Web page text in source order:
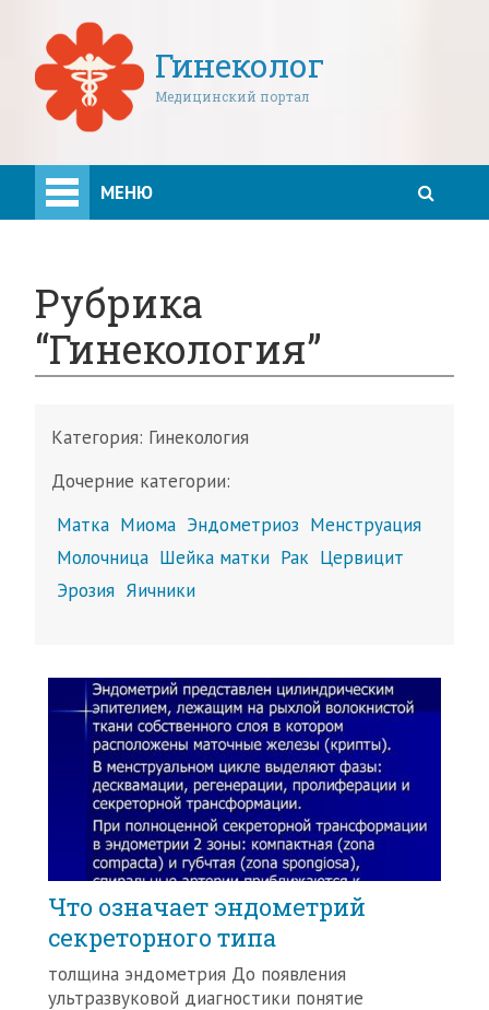
Гинеколог
Медицинский портал
МЕНЮ
Рубрика
“Гинекология”
Категория: Гинекология
Дочерние категории:
Матка Миома Эндометриоз Менструация
Молочница Шейка матки Рак Цервицит
Эрозия Яичники
Что означает эндометрий
секреторного типа
толщина эндометрия До появления
ультразвуковой диагностики понятие